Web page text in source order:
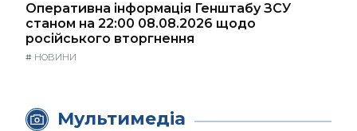
Оперативна інформація Генштабу ЗСУ
станом на 22:00 08.08.2026 щодо
російського вторгнення
# НОВИНИ
Мультимедіа